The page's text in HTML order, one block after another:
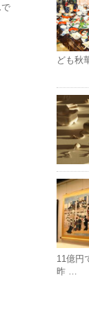
ども秋
11億円
昨 …